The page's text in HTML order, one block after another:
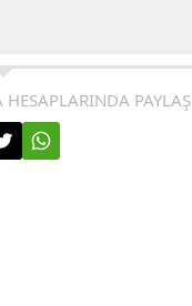
HESAPLARINDA PAYLAŞ